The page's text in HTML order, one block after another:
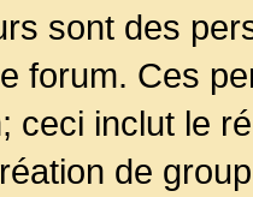
sont des
forum. Ces
ceci inclut le
de